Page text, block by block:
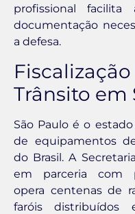
profissional
documentação
a defesa.
Trânsito em
São Paulo é o
de equipamentos
do Brasil. A
em parceria com
opera centenas de
faróis distribuídos